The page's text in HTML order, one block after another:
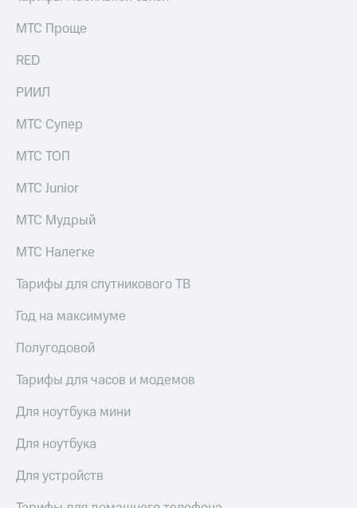
Регистратор
этика
МТС Проще
RED
РИИЛ
МТС Супер
МТС ТОП
МТС Junior
МТС Мудрый
МТС Налегке
Тарифы для спутникового ТВ
Год на максимуме
Полугодовой
Тарифы для часов и модемов
Для ноутбука мини
Для ноутбука
Для устройств